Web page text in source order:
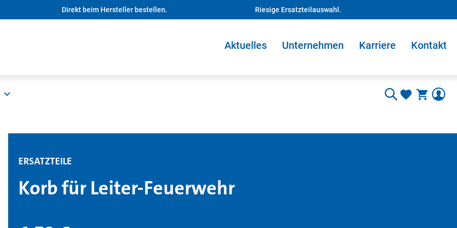
Direkt beim Hersteller bestellen. Riesige Ersatzteilauswahl.
Aktuelles Unternehmen Karriere Kontakt
ERSATZTEILE
Korb für Leiter-Feuerwehr